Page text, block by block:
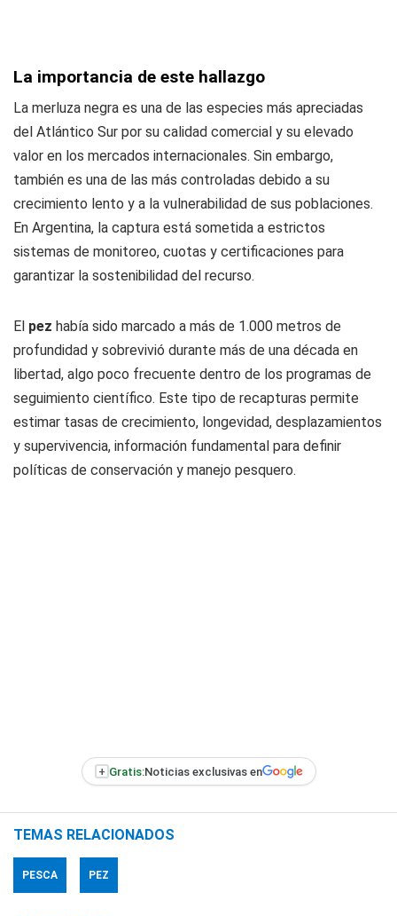
La importancia de este hallazgo
La merluza negra es una de las especies más apreciadas
del Atlántico Sur por su calidad comercial y su elevado
valor en los mercados internacionales. Sin embargo,
también es una de las más controladas debido a su
crecimiento lento y a la vulnerabilidad de sus poblaciones.
En Argentina, la captura está sometida a estrictos
sistemas de monitoreo, cuotas y certificaciones para
garantizar la sostenibilidad del recurso.
El pez había sido marcado a más de 1.000 metros de
profundidad y sobrevivió durante más de una década en
libertad, algo poco frecuente dentro de los programas de
seguimiento científico. Este tipo de recapturas permite
estimar tasas de crecimiento, longevidad, desplazamientos
y supervivencia, información fundamental para definir
políticas de conservación y manejo pesquero.
+ Gratis:Noticias exclusivas en
TEMAS RELACIONADOS
PESCA PEZ